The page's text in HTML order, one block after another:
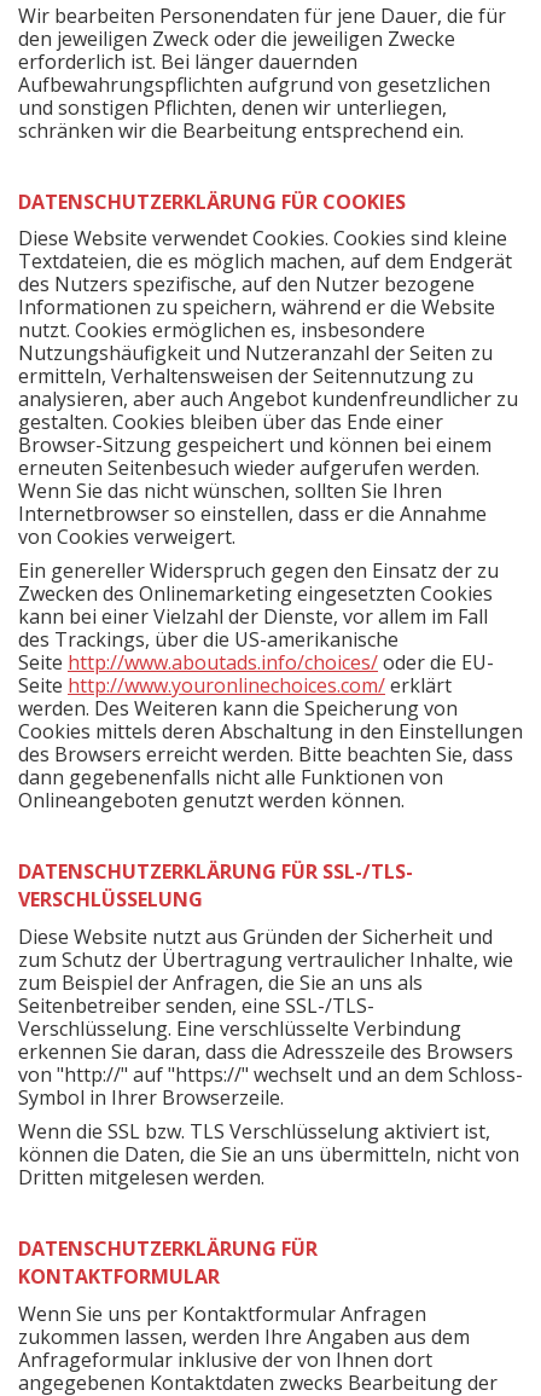
Wir bearbeiten Personendaten für jene Dauer, die für
den jeweiligen Zweck oder die jeweiligen Zwecke
erforderlich ist. Bei länger dauernden
Aufbewahrungspflichten aufgrund von gesetzlichen
und sonstigen Pflichten, denen wir unterliegen,
schränken wir die Bearbeitung entsprechend ein.
DATENSCHUTZERKLÄRUNG FÜR COOKIES
Diese Website verwendet Cookies. Cookies sind kleine
Textdateien, die es möglich machen, auf dem Endgerät
des Nutzers spezifische, auf den Nutzer bezogene
Informationen zu speichern, während er die Website
nutzt. Cookies ermöglichen es, insbesondere
Nutzungshäufigkeit und Nutzeranzahl der Seiten zu
ermitteln, Verhaltensweisen der Seitennutzung zu
analysieren, aber auch Angebot kundenfreundlicher zu
gestalten. Cookies bleiben über das Ende einer
Browser-Sitzung gespeichert und können bei einem
erneuten Seitenbesuch wieder aufgerufen werden.
Wenn Sie das nicht wünschen, sollten Sie Ihren
Internetbrowser so einstellen, dass er die Annahme
von Cookies verweigert.
Ein genereller Widerspruch gegen den Einsatz der zu
Zwecken des Onlinemarketing eingesetzten Cookies
kann bei einer Vielzahl der Dienste, vor allem im Fall
des Trackings, über die US-amerikanische
Seite http://www.aboutads.info/choices/oder die EU-
Seite http://www.youronlinechoices.com/erklärt
werden. Des Weiteren kann die Speicherung von
Cookies mittels deren Abschaltung in den Einstellungen
des Browsers erreicht werden. Bitte beachten Sie, dass
dann gegebenenfalls nicht alle Funktionen von
Onlineangeboten genutzt werden können.
DATENSCHUTZERKLÄRUNG FÜR SSL-/TLS-
VERSCHLÜSSELUNG
Diese Website nutzt aus Gründen der Sicherheit und
zum Schutz der Übertragung vertraulicher Inhalte, wie
zum Beispiel der Anfragen, die Sie an uns als
Seitenbetreiber senden, eine SSL-/TLS-
Verschlüsselung. Eine verschlüsselte Verbindung
erkennen Sie daran, dass die Adresszeile des Browsers
von "http://" auf "https://" wechselt und an dem Schloss-
Symbol in Ihrer Browserzeile.
Wenn die SSL bzw. TLS Verschlüsselung aktiviert ist,
können die Daten, die Sie an uns übermitteln, nicht von
Dritten mitgelesen werden.
DATENSCHUTZERKLÄRUNG FÜR
KONTAKTFORMULAR
Wenn Sie uns per Kontaktformular Anfragen
zukommen lassen, werden Ihre Angaben aus dem
Anfrageformular inklusive der von Ihnen dort
angegebenen Kontaktdaten zwecks Bearbeitung der